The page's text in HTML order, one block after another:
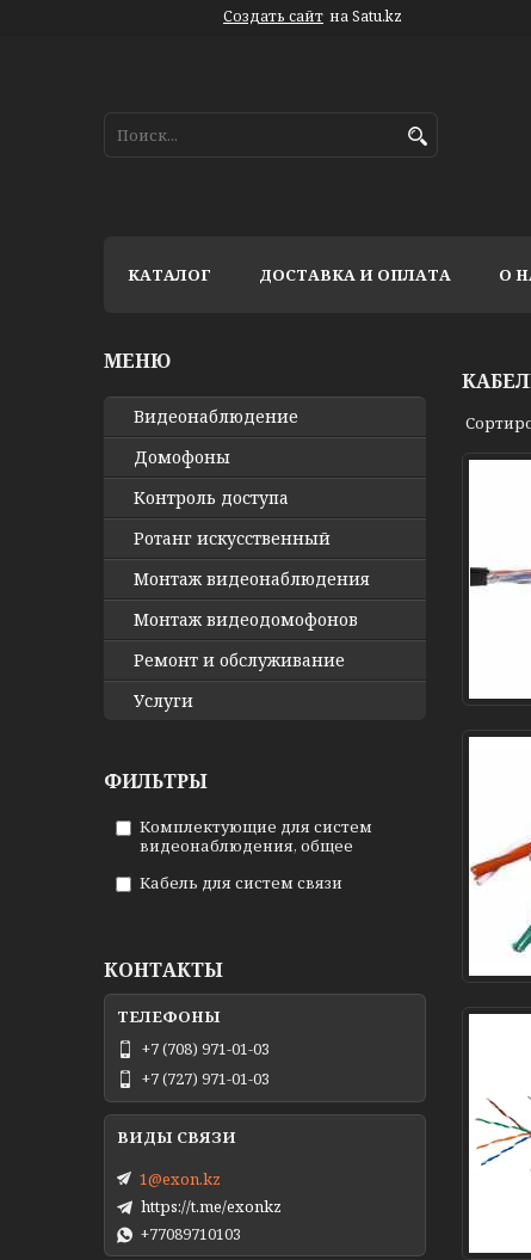
Создать сайт на Satu.kz
КАТАЛОГ ДОСТАВКА И ОПЛАТА О
Видео­наблюдение
Домофоны
Контроль доступа
Ротанг искусственный
Монтаж видеонаблюдения
Монтаж видеодомофонов
Ремонт и обслуживание
Услуги
ФИЛЬТРЫ
Комплектующие для систем
видеонаблюдения, общее
Кабель для систем связи
КОНТАКТЫ
+7 (708) 971-01-03
+7 (727) 971-01-03
1@exon.kz
https://t.me/exonkz
+77089710103